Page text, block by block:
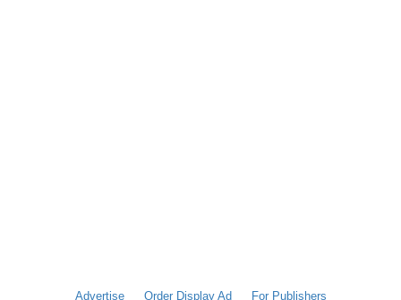
Advertise Order Display Ad For Publishers